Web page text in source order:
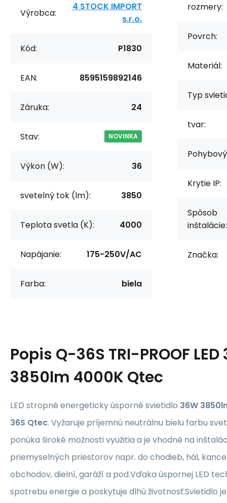
Výrobca:
4 STOCK IMPORT
s.r.o.
Kód: P1830
EAN: 8595159892146
Záruka: 24
Stav: NOVINKA
Výkon (W): 36
svetelný tok (lm): 3850
Teplota svetla (K): 4000
Napájanie: 175-250V/AC
Farba: biela
rozmery:
Povrch:
Materiál:
Typ
tvar:
Krytie IP:
Spôsob
inštalácie:
Značka:
Popis Q-36S TRI-PROOF LED
3850lm 4000K Qtec
LED stropné energeticky úsporné svietidlo 36W
36S Qtec. Vyžaruje príjemnú neutrálnu bielu farbu
ponúka široké možnosti využitia a je vhodné na
priemyselných priestorov napr. do chodieb, hál,
obchodov, dielní, garáží a pod.Vďaka úspornej LED
spotrebu energie a poskytuje dlhú životnosť.Svietidlo